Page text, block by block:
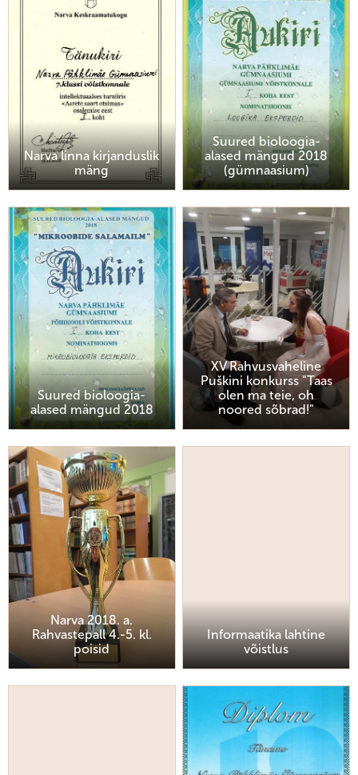
Narva linna kirjanduslik
mäng
Suured bioloogia-
alased mängud 2018
(gümnaasium)
Suured bioloogia-
alased mängud 2018
XV Rahvusvaheline
Puškini konkurss "Taas
olen ma teie, oh
noored sõbrad!"
Narva 2018. a.
Rahvastepall 4.-5. kl.
poisid
Informaatika lahtine
võistlus